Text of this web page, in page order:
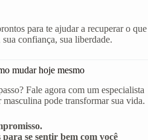
para te ajudar a recuperar o que
confiança, sua liberdade.
mudar hoje mesmo
Fale agora com um especialista
pode transformar sua vida.
se sentir bem com você